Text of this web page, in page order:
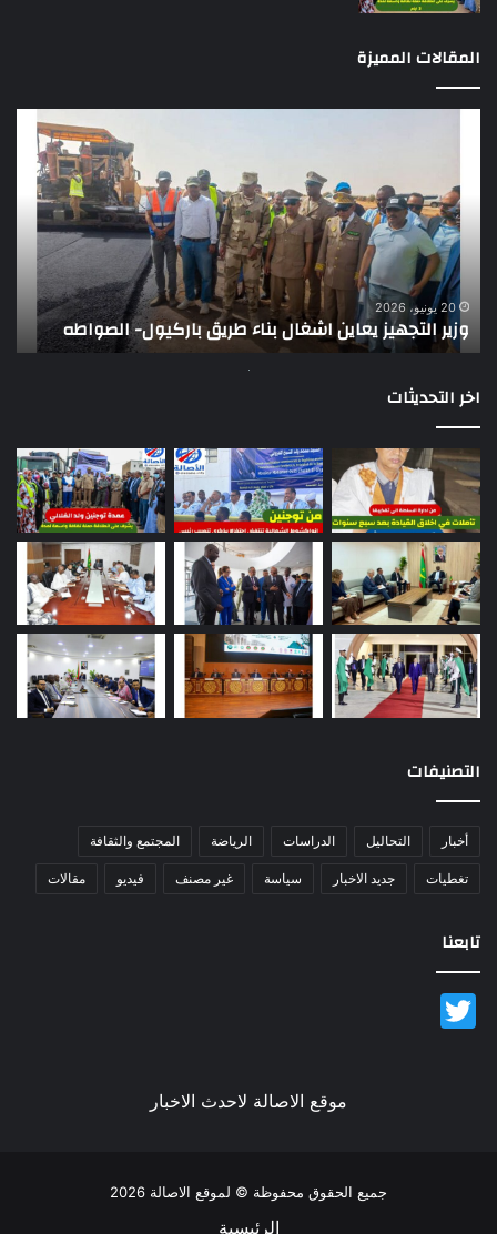
المقالات المميزة
اشغال
بناء
طريق
باركيول-
الصواطه
20 يونيو، 2026
وزير التجهيز يعاين اشغال بناء طريق باركيول- الصواطه
اخر التحديثات
التصنيفات
أخبار التحاليل الدراسات الرياضة المجتمع والثقافة
تغطيات جديد الاخبار سياسة غير مصنف فيديو مقالات
تابعنا
موقع الاصالة لاحدث الاخبار
جميع الحقوق محفوظة © لموقع الاصالة 2026
الرئيسية